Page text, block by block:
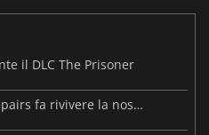
il DLC The Prisoner
ReStory: Chill Electronics Repairs fa rivivere la nostalgia degli anni 2000